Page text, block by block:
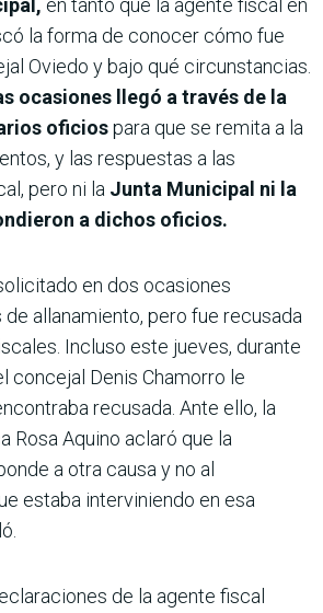
la forma de conocer cómo fue
Oviedo y bajo qué circunstancias.
ocasiones llegó a través de la
oficiospara que se remita a la
y las respuestas a las
pero ni la Junta Municipal ni la
a dichos oficios.
en dos ocasiones
allanamiento, pero fue recusada
Incluso este jueves, durante
concejal Denis Chamorro le
recusada. Ante ello, la
Rosa Aquino aclaró que la
a otra causa y no al
estaba interviniendo en esa
de la agente fiscal